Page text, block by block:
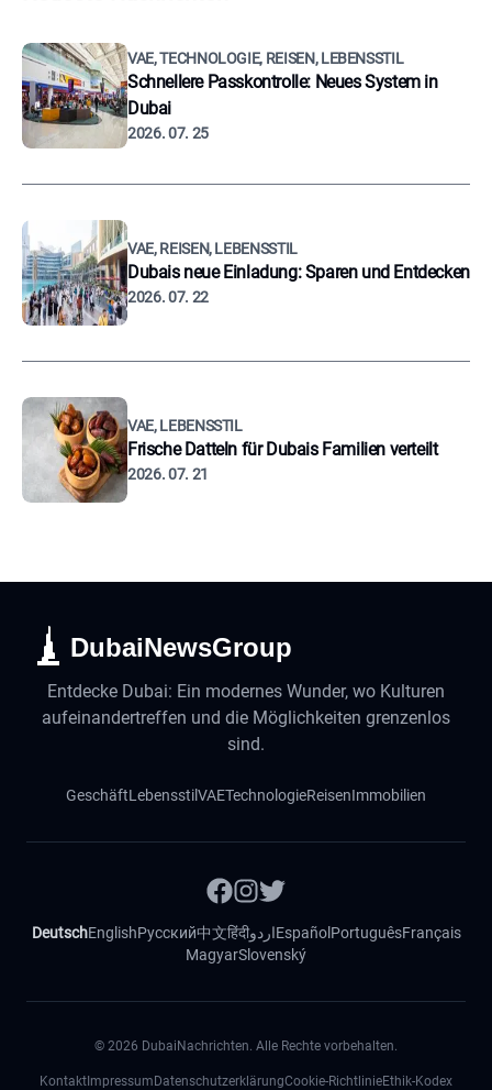
VAE, TECHNOLOGIE, REISEN, LEBENSSTIL
Schnellere Passkontrolle: Neues System in
Dubai
2026. 07. 25
VAE, REISEN, LEBENSSTIL
Dubais neue Einladung: Sparen und Entdecken
2026. 07. 22
VAE, LEBENSSTIL
Frische Datteln für Dubais Familien verteilt
2026. 07. 21
DubaiNewsGroup
Entdecke Dubai: Ein modernes Wunder, wo Kulturen
aufeinandertreffen und die Möglichkeiten grenzenlos
sind.
GeschäftLebensstilVAETechnologieReisenImmobilien
DeutschEnglishРусский中文हिंदीاردوEspañol PortuguêsFrançais
MagyarSlovenský
© 2026 DubaiNachrichten. Alle Rechte vorbehalten.
Kontakt Impressum DatenschutzerklärungCookie-RichtlinieEthik-Kodex